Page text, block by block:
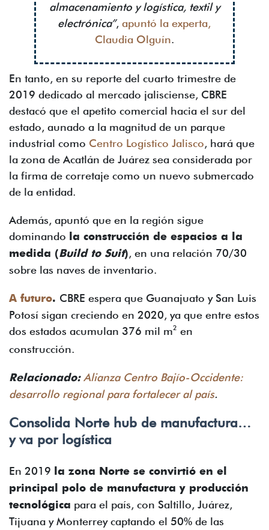
almacenamiento y logística, textil y
electrónica”,apuntó la experta,
Claudia Olguín.
En tanto, en su reporte del cuarto trimestre de
2019 dedicado al mercado jalisciense, CBRE
destacó que el apetito comercial hacia el sur del
estado, aunado a la magnitud de un parque
industrial como Centro Logístico Jalisco, hará que
la zona de Acatlán de Juárez sea considerada por
la firma de corretaje como un nuevo submercado
de la entidad.
Además, apuntó que en la región sigue
dominando la construcción de espacios a la
medida (Build to Suit), en una relación 70/30
sobre las naves de inventario.
A futuro. CBRE espera que Guanajuato y San Luis
Potosí sigan creciendo en 2020, ya que entre estos
dos estados acumulan 376 mil m2 en
construcción.
Relacionado: Alianza Centro Bajío-Occidente:
desarrollo regional para fortalecer al país.
Consolida Norte hub de manufactura…
y va por logística
En 2019 la zona Norte se convirtió en el
principal polo de manufactura y producción
tecnológica para el país, con Saltillo, Juárez,
Tijuana y Monterrey captando el 50% de las